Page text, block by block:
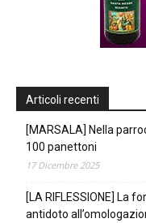
Articoli recenti
[MARSALA] Nella
100 panettoni
17 Dicembre 2025
[LA RIFLESSIONE] La
antidoto